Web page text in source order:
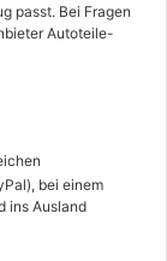
passt. Bei Fragen
Autoteile-
bei einem
ins Ausland